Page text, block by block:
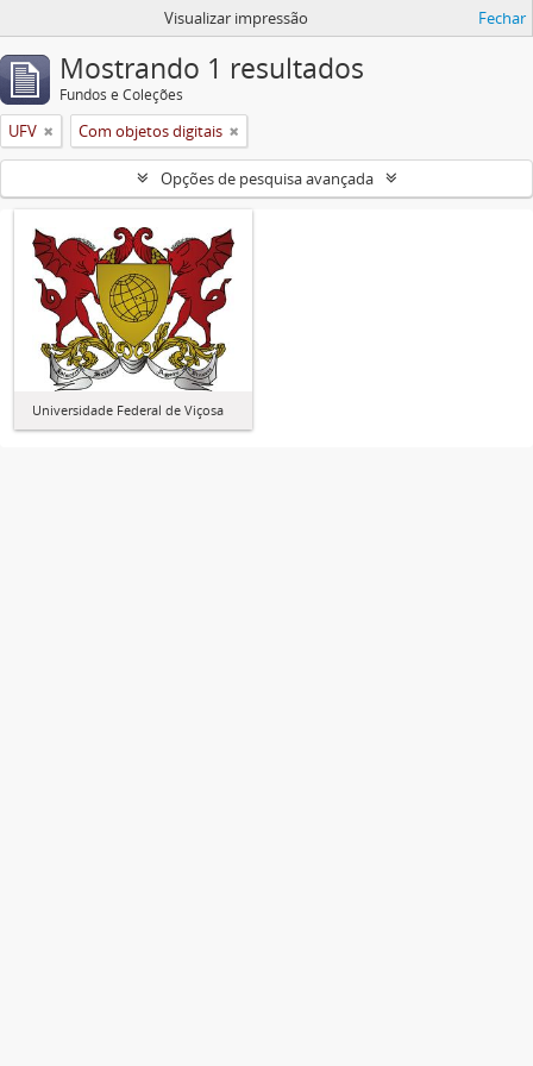
Visualizar impressão Fechar
Mostrando 1 resultados
Fundos e Coleções
UFV Com objetos digitais
Opções de pesquisa avançada
Universidade Federal de Viçosa